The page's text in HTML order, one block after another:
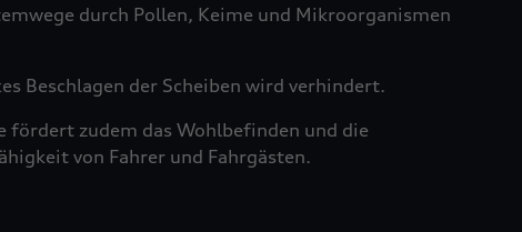
durch Pollen, Keime und Mikroorganismen
Beschlagen der Scheiben wird verhindert.
fördert zudem das Wohlbefinden und die
von Fahrer und Fahrgästen.